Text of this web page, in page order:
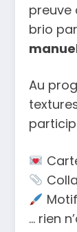
preuve
brio par
Au
… rien